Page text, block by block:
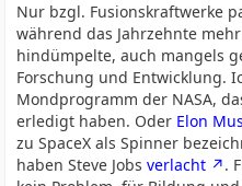
Nur bzgl. Fusionskraftwerke
während das Jahrzehnte
hindümpelte, auch mangels
Forschung und Entwicklung.
Mondprogramm der NASA,
erledigt haben. Oder Elon
zu SpaceX als Spinner
haben Steve Jobsverlacht
.